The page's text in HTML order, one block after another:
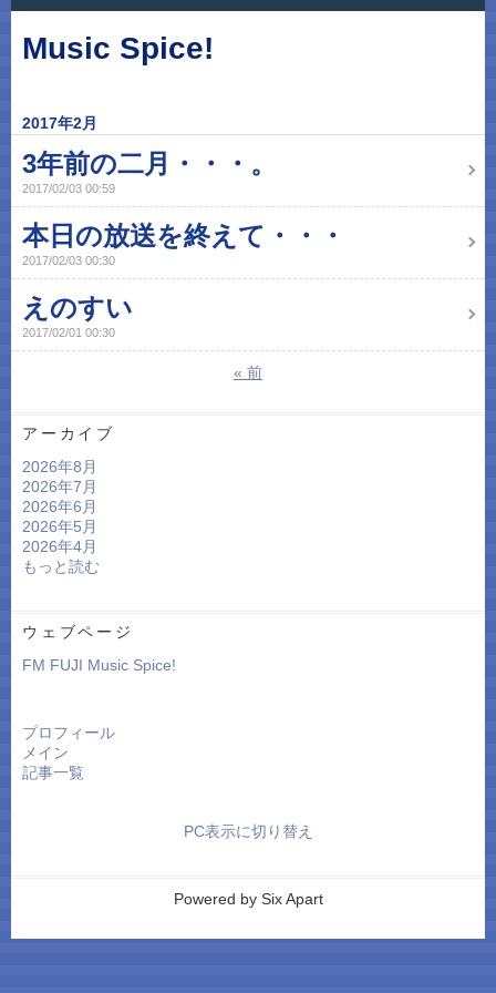
Music Spice!
2017年2月
3年前の二月・・・。
2017/02/03 00:59
本日の放送を終えて・・・
2017/02/03 00:30
えのすい
2017/02/01 00:30
« 前
アーカイブ
2026年8月
2026年7月
2026年6月
2026年5月
2026年4月
もっと読む
ウェブページ
FM FUJI Music Spice!
プロフィール
メイン
記事一覧
PC表示に切り替え
Powered by Six Apart